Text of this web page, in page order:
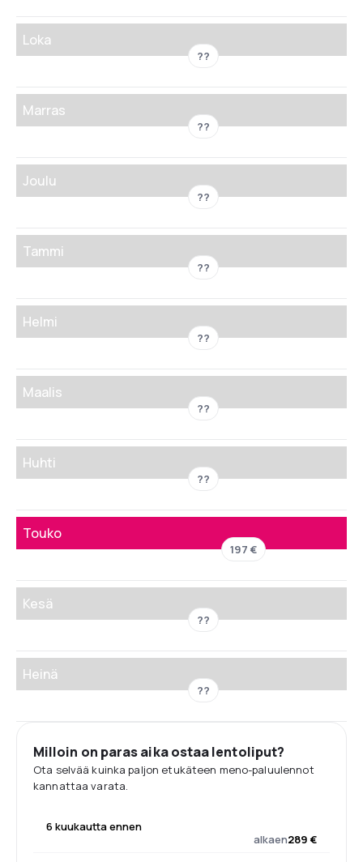
Loka
??
Marras
??
Joulu
??
Tammi
??
Helmi
??
Maalis
??
Huhti
??
Touko
197 €
Kesä
??
Heinä
??
Milloin on paras aika ostaa lentoliput?
Ota selvää kuinka paljon etukäteen meno-paluulennot
kannattaa varata.
6 kuukautta ennen
alkaen289 €